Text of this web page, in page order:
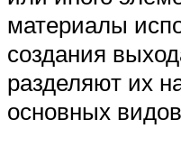
материалы
создания
разделяют их
основных